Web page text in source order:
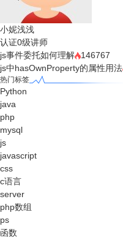
小妮浅浅
认证0级讲师
js事件委托如何理解
146767
js中hasOwnProperty的属性用法
热门标签
Python
java
php
mysql
js
javascript
css
c语言
server
php数组
ps
函数